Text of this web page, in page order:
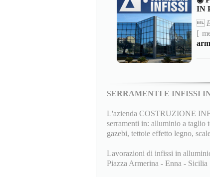
IN

[
SERRAMENTI E INFISSI
L'azienda COSTRUZIONE
serramenti in: alluminio a taglio
gazebi, tettoie effetto legno,
Lavorazioni di infissi in
Piazza Armerina - Enna - Sicilia